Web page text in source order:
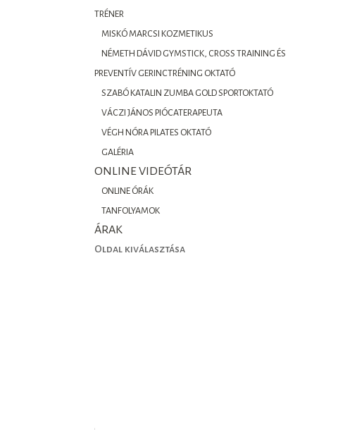
TRÉNER
MISKÓ MARCSI KOZMETIKUS
NÉMETH DÁVID GYMSTICK, CROSS TRAINING ÉS
PREVENTÍV GERINCTRÉNING OKTATÓ
SZABÓ KATALIN ZUMBA GOLD SPORTOKTATÓ
VÁCZI JÁNOS PIÓCATERAPEUTA
VÉGH NÓRA PILATES OKTATÓ
GALÉRIA
ONLINE VIDEÓTÁR
ONLINE ÓRÁK
TANFOLYAMOK
ÁRAK
Oldal kiválasztása